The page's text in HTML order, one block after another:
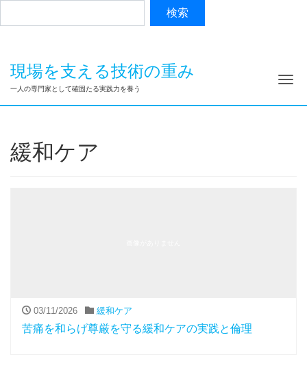
現場を支える技術の重み
一人の専門家として確固たる実践力を養う ナ
緩和ケア
03/11/2026 緩和ケア
苦痛を和らげ尊厳を守る緩和ケアの実践と倫理